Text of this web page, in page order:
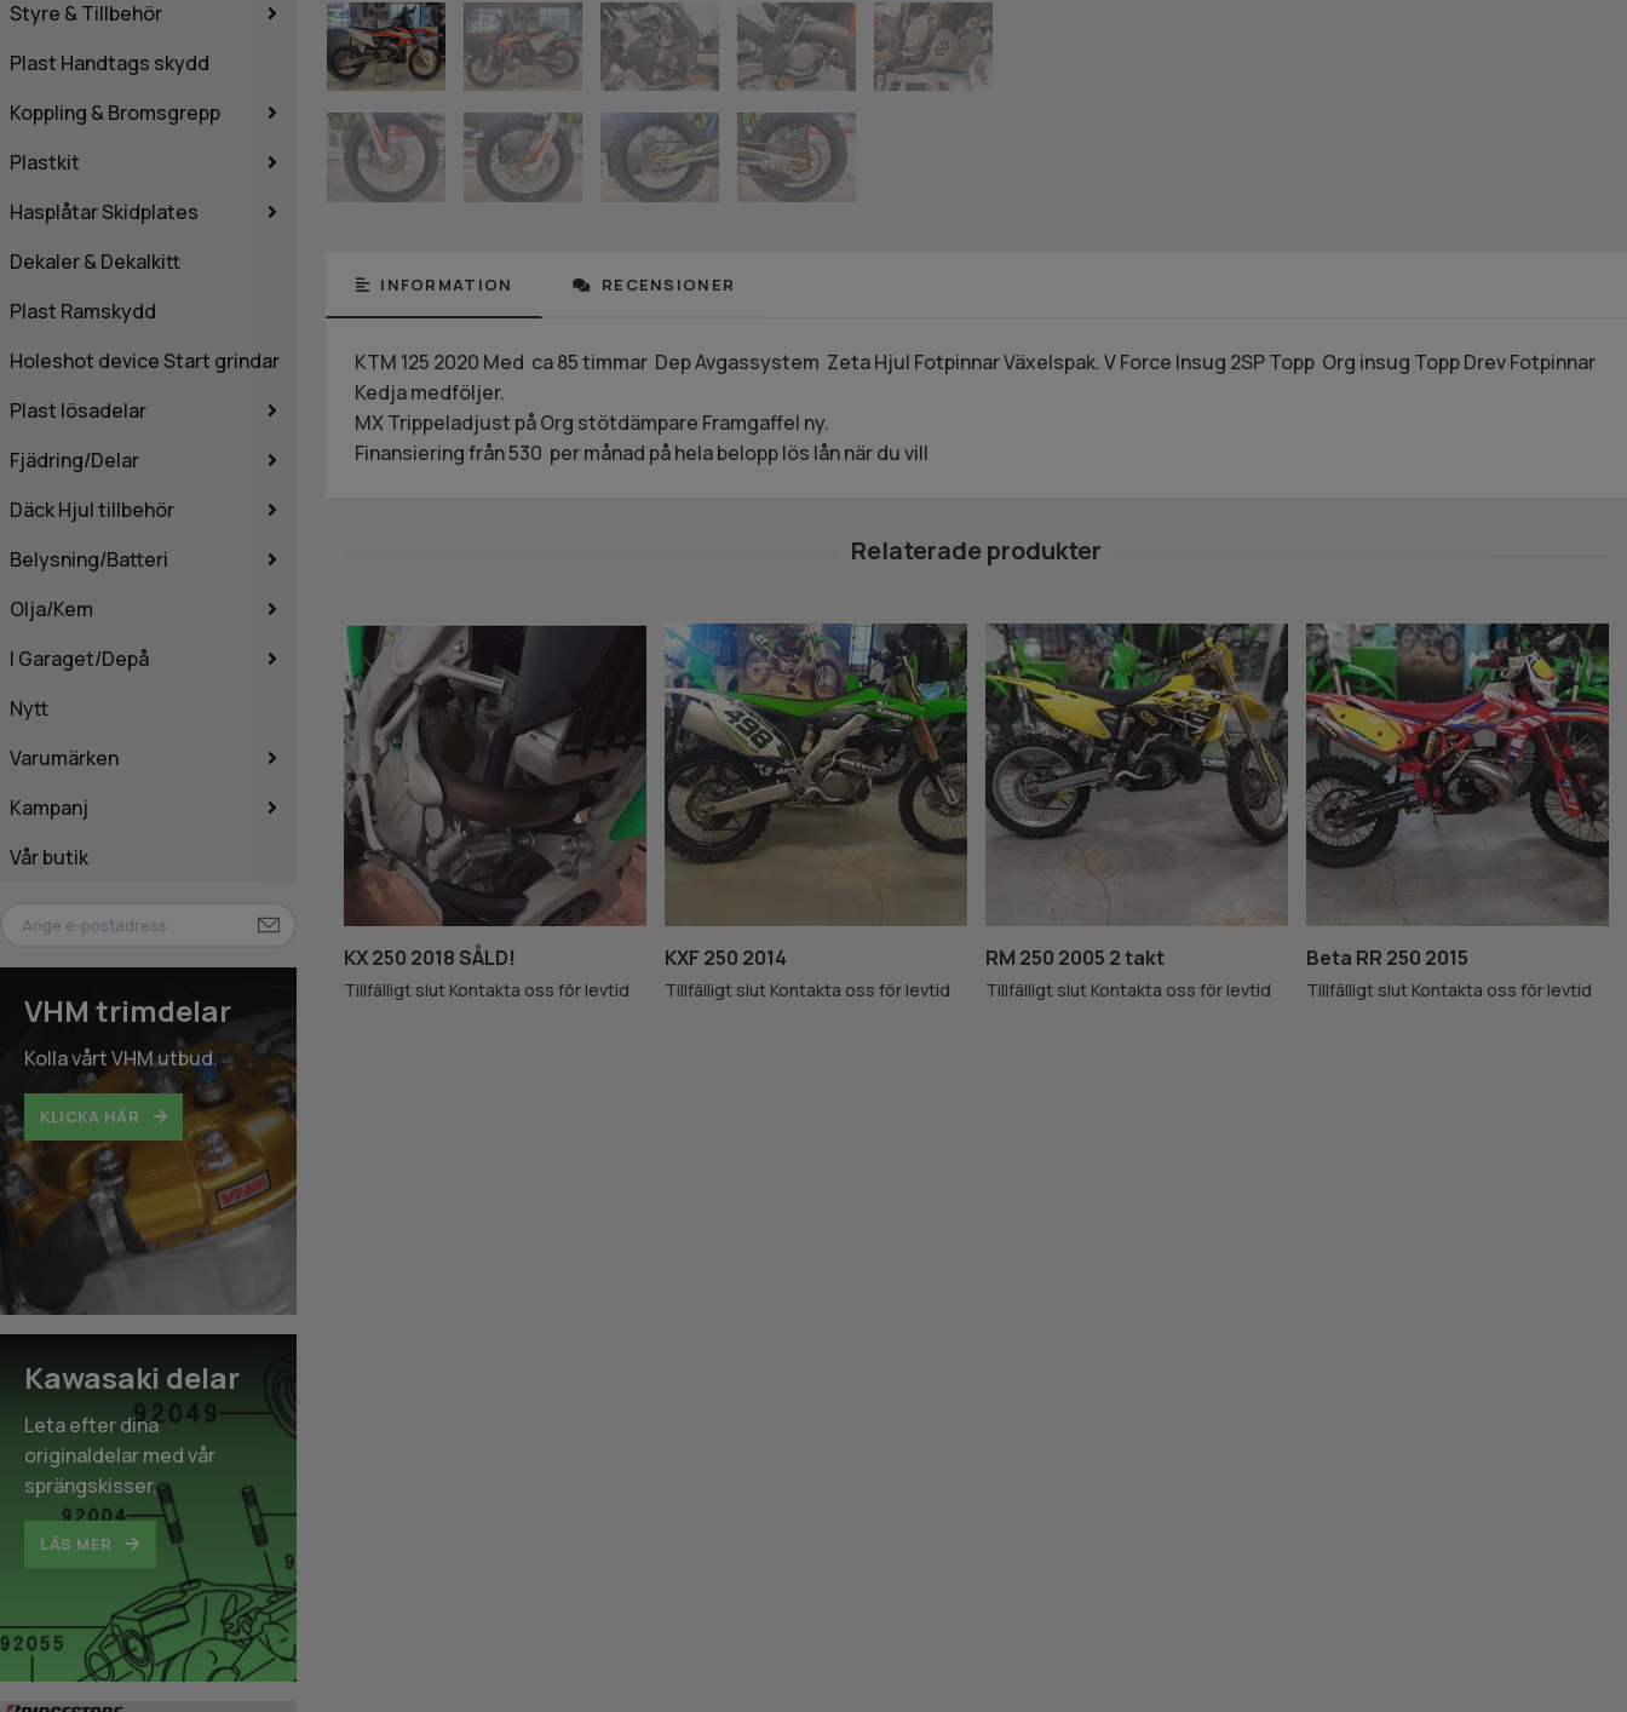
Styre & Tillbehör
Plast Handtags skydd
Koppling & Bromsgrepp
Plastkit
Hasplåtar Skidplates
Dekaler & Dekalkitt
Plast Ramskydd
Holeshot device Start grindar
Plast lösadelar
Fjädring/Delar
Däck Hjul tillbehör
Belysning/Batteri
Olja/Kem
I Garaget/Depå
Nytt
Varumärken
Kampanj
Vår butik
VHM trimdelar
Kolla vårt VHM utbud.
KLICKA HÄR
Kawasaki delar
Leta efter dina
originaldelar med vår
sprängskisser.
LÄS MER
INFORMATION RECENSIONER
KTM 125 2020 Med ca 85 timmar Dep Avgassystem Zeta Hjul Fotpinnar Växelspak. V Force Insug 2SP Topp Org insug Topp Drev Fotpinnar
Kedja medföljer.
MX Trippeladjust på Org stötdämpare Framgaffel ny.
Finansiering från 530 per månad på hela belopp lös lån när du vill
KX 250 2018 SÅLD!
Tillfälligt slut Kontakta oss för levtid
KXF 250 2014
Tillfälligt slut Kontakta oss för levtid
RM 250 2005 2 takt
Tillfälligt slut Kontakta oss för levtid
Beta RR 250 2015
Tillfälligt slut Kontakta oss för levtid